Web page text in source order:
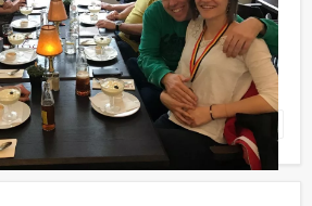
Holland Lunch' van Holland Tour
we het beroemde tv-
over ons kikkerlandje wordt
Favoriet